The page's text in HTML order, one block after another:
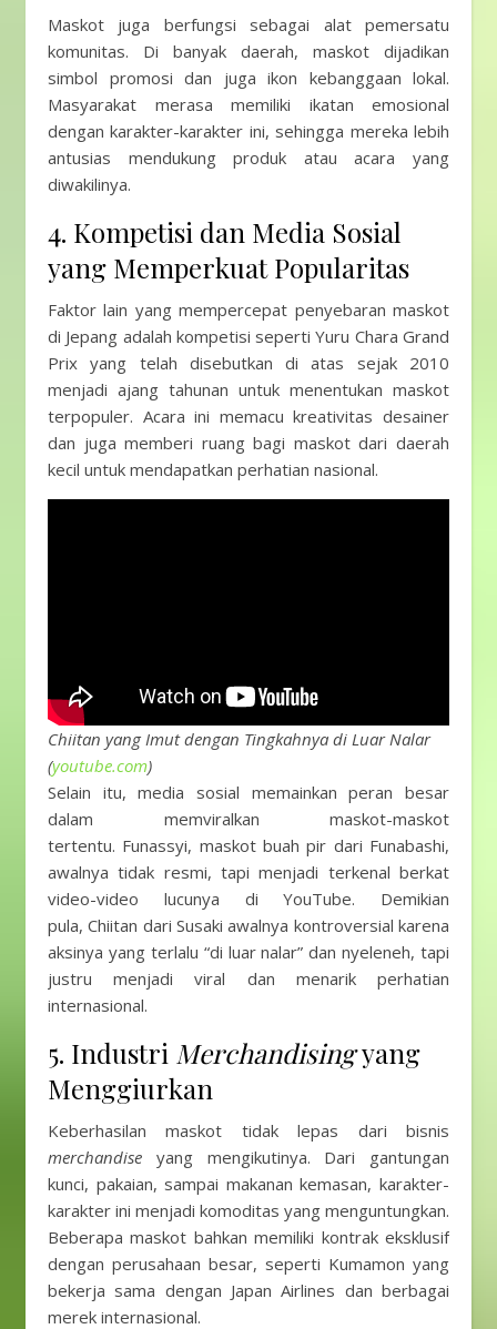
Maskot juga berfungsi sebagai alat pemersatu
komunitas. Di banyak daerah, maskot dijadikan
simbol promosi dan juga ikon kebanggaan lokal.
Masyarakat merasa memiliki ikatan emosional
dengan karakter-karakter ini, sehingga mereka lebih
antusias mendukung produk atau acara yang
diwakilinya.
4. Kompetisi dan Media Sosial
yang Memperkuat Popularitas
Faktor lain yang mempercepat penyebaran maskot
di Jepang adalah kompetisi seperti Yuru Chara Grand
Prix yang telah disebutkan di atas sejak 2010
menjadi ajang tahunan untuk menentukan maskot
terpopuler. Acara ini memacu kreativitas desainer
dan juga memberi ruang bagi maskot dari daerah
kecil untuk mendapatkan perhatian nasional.
Chiitan yang Imut dengan Tingkahnya di Luar Nalar
(youtube.com)
Selain itu, media sosial memainkan peran besar
dalam memviralkan maskot-maskot
tertentu. Funassyi, maskot buah pir dari Funabashi,
awalnya tidak resmi, tapi menjadi terkenal berkat
video-video lucunya di YouTube. Demikian
pula, Chiitan dari Susaki awalnya kontroversial karena
aksinya yang terlalu “di luar nalar” dan nyeleneh, tapi
justru menjadi viral dan menarik perhatian
internasional.
5. Industri Merchandisingyang
Menggiurkan
Keberhasilan maskot tidak lepas dari bisnis
merchandise yang mengikutinya. Dari gantungan
kunci, pakaian, sampai makanan kemasan, karakter-
karakter ini menjadi komoditas yang menguntungkan.
Beberapa maskot bahkan memiliki kontrak eksklusif
dengan perusahaan besar, seperti Kumamon yang
bekerja sama dengan Japan Airlines dan berbagai
merek internasional.